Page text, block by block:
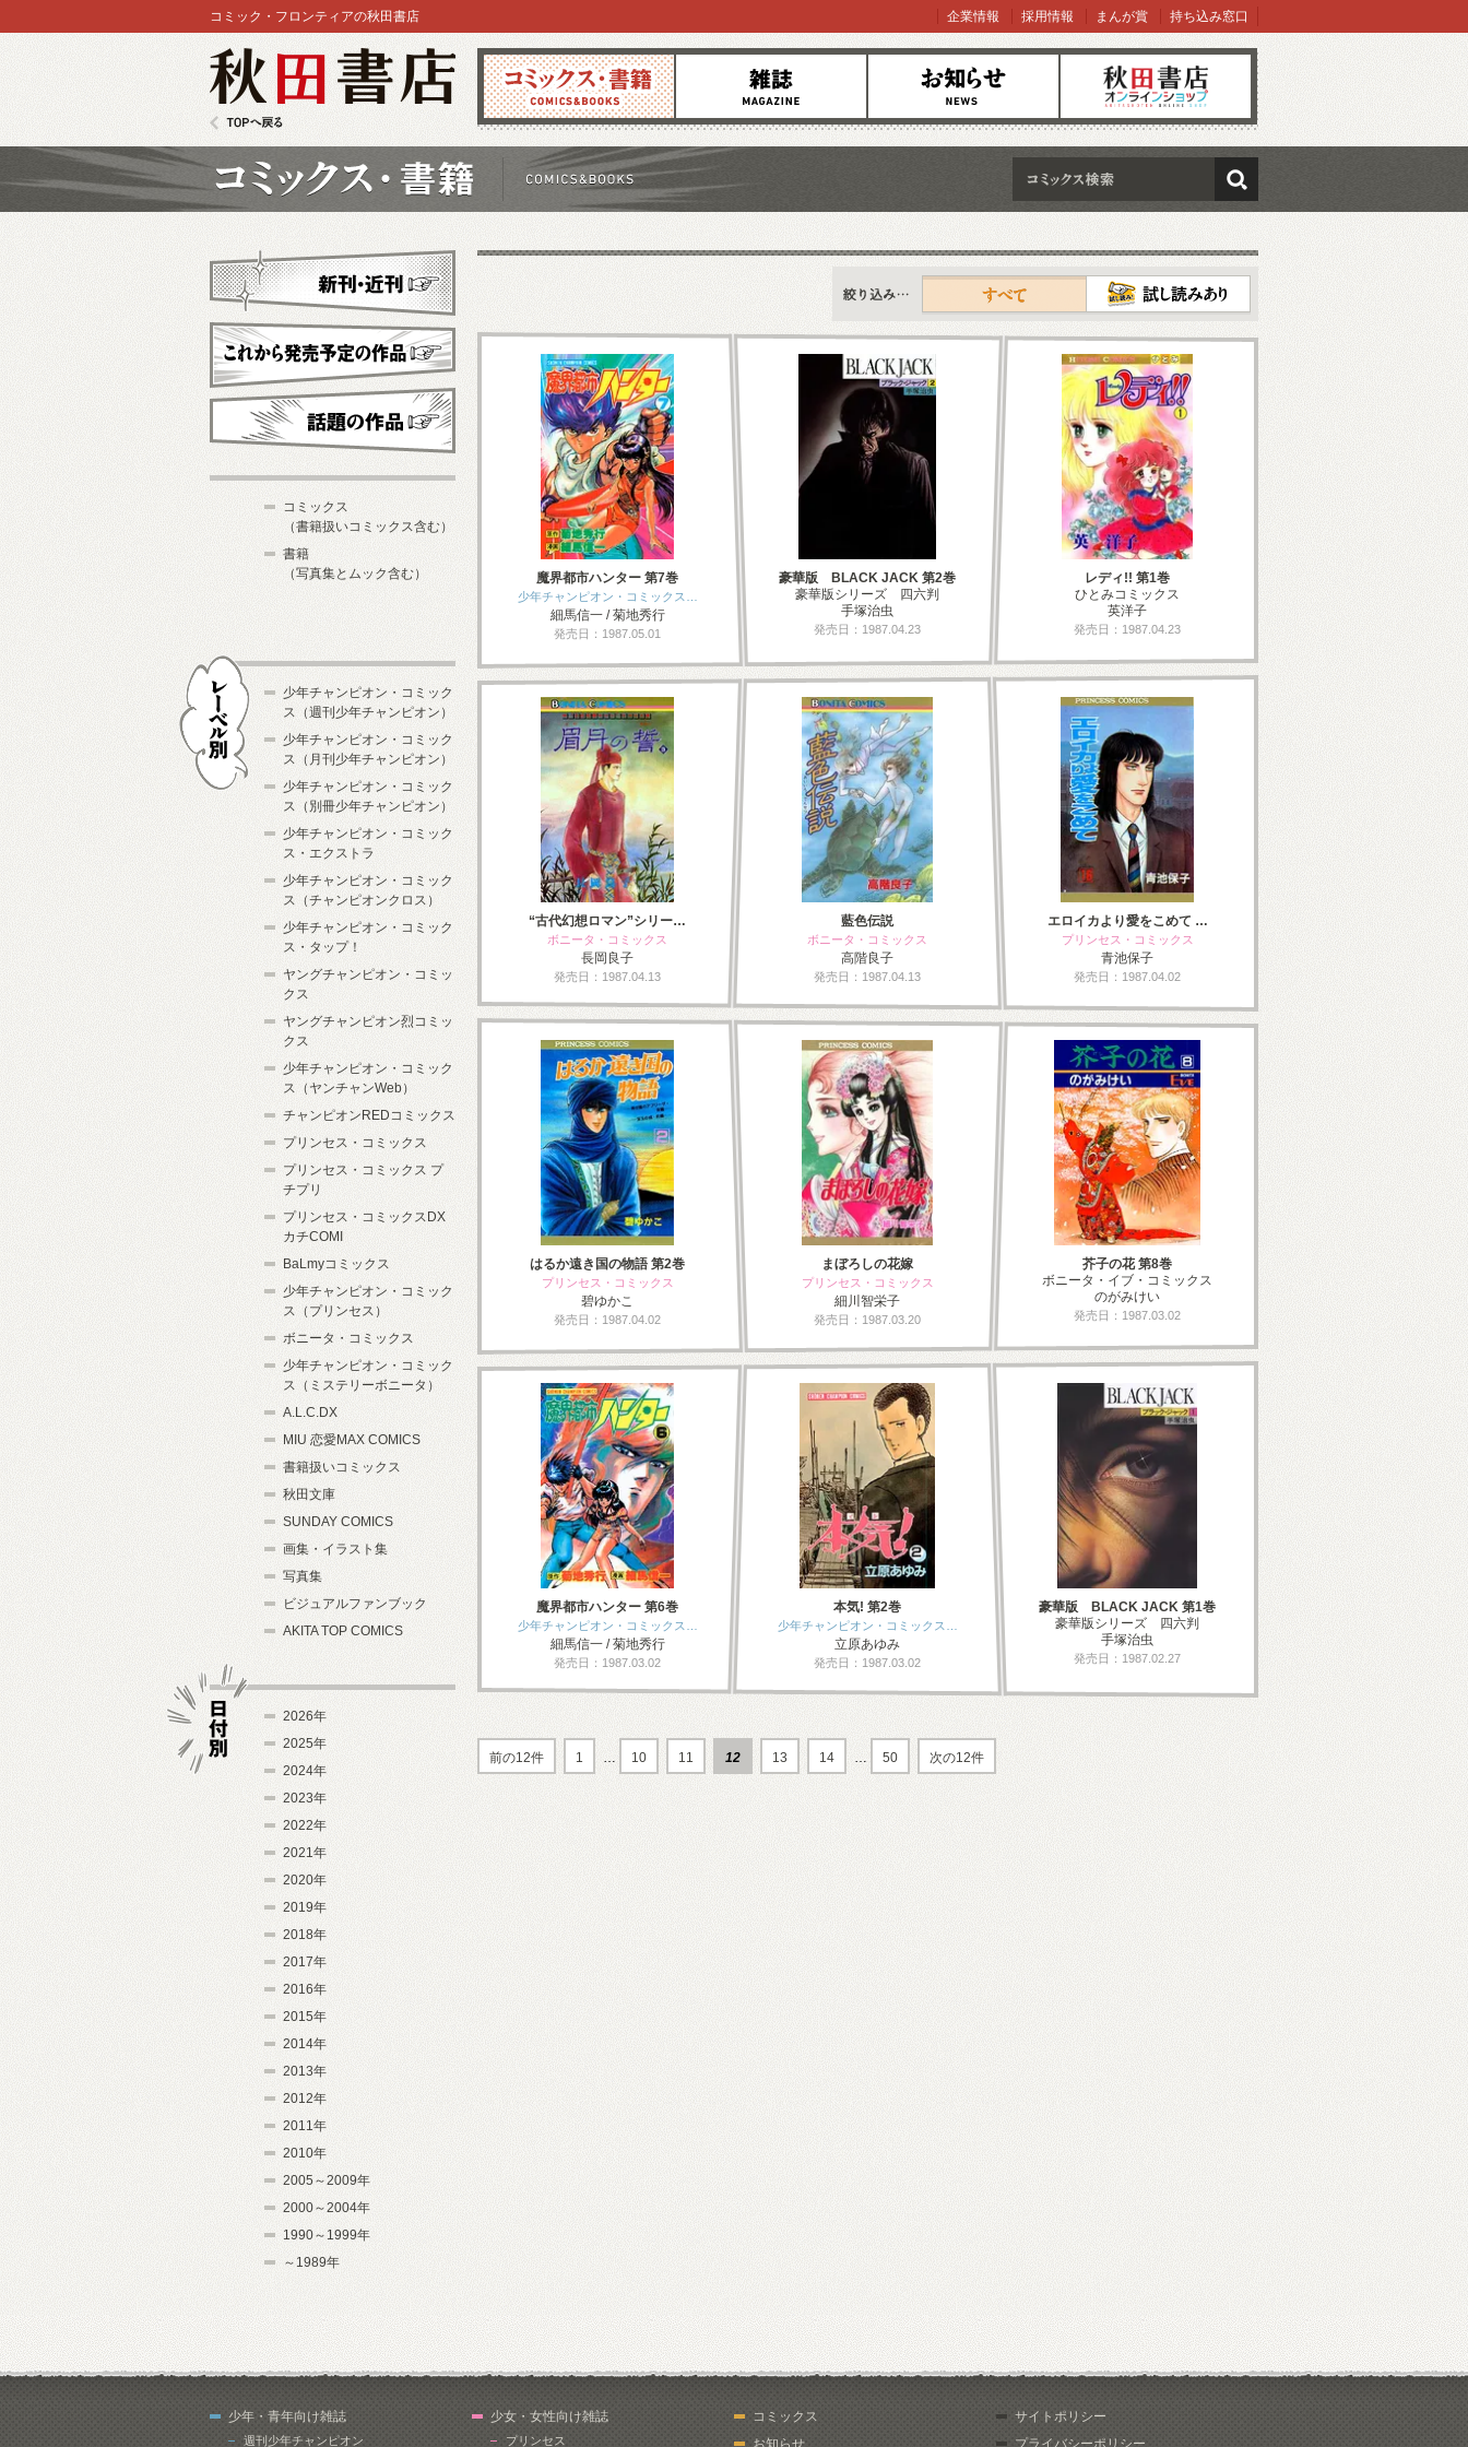
コミックス 雑誌 お知らせ オンラインショップ
コミック・フロンティアの秋田書店 企業情報 採用情報 まんが賞 持ち込み窓口
検索
新刊情報
すべて
魔界都市ハンター 第7巻
少年チャンピオン・コミックス…
細馬信一 / 菊地秀行
発売日：1987.05.01
豪華版 BLACK JACK 第2巻
豪華版シリーズ 四六判
手塚治虫
発売日：1987.04.23
レディ!! 第1巻
ひとみコミックス
英洋子
発売日：1987.04.23
“古代幻想ロマン”シリー…
ボニータ・コミックス
長岡良子
発売日：1987.04.13
藍色伝説
ボニータ・コミックス
高階良子
発売日：1987.04.13
エロイカより愛をこめて …
プリンセス・コミックス
青池保子
発売日：1987.04.02
はるか遠き国の物語 第2巻
プリンセス・コミックス
碧ゆかこ
発売日：1987.04.02
まぼろしの花嫁
プリンセス・コミックス
細川智栄子
発売日：1987.03.20
芥子の花 第8巻
ボニータ・イブ・コミックス
のがみけい
発売日：1987.03.02
魔界都市ハンター 第6巻
少年チャンピオン・コミックス…
細馬信一 / 菊地秀行
発売日：1987.03.02
本気! 第2巻
少年チャンピオン・コミックス…
立原あゆみ
発売日：1987.03.02
豪華版 BLACK JACK 第1巻
豪華版シリーズ 四六判
手塚治虫
発売日：1987.02.27
前の12件 1 … 10 11 12 13 14 … 50 次の12件
新刊・近刊
これから発売予定
コミックス
（書籍扱いコミックス含む）
書籍
（写真集とムック含む）
少年チャンピオン・コミック
ス（週刊少年チャンピオン）
少年チャンピオン・コミック
ス（月刊少年チャンピオン）
少年チャンピオン・コミック
ス（別冊少年チャンピオン）
少年チャンピオン・コミック
ス・エクストラ
少年チャンピオン・コミック
ス（チャンピオンクロス）
少年チャンピオン・コミック
ス・タップ！
ヤングチャンピオン・コミッ
クス
ヤングチャンピオン烈コミッ
クス
少年チャンピオン・コミック
ス（ヤンチャンWeb）
チャンピオンREDコミックス
プリンセス・コミックス
プリンセス・コミックス プ
チプリ
プリンセス・コミックスDX
カチCOMI
BaLmyコミックス
少年チャンピオン・コミック
ス（プリンセス）
ボニータ・コミックス
少年チャンピオン・コミック
ス（ミステリーボニータ）
A.L.C.DX
MIU 恋愛MAX COMICS
書籍扱いコミックス
秋田文庫
SUNDAY COMICS
画集・イラスト集
写真集
ビジュアルファンブック
AKITA TOP COMICS
2026年
2025年
2024年
2023年
2022年
2021年
2020年
2019年
2018年
2017年
2016年
2015年
2014年
2013年
2012年
2011年
2010年
2005～2009年
2000～2004年
1990～1999年
～1989年
少年・青年向け雑誌
週刊少年チャンピオン
少女・女性向け雑誌
プリンセス
コミックス
お知らせ
サイトポリシー
プライバシーポリシー